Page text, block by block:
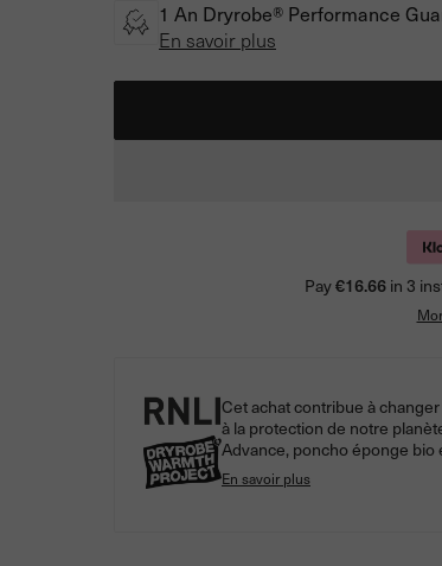
1 An Dryrobe® Performance
En savoir plus
Pay€16.66in 3
Cet achat contribue à
à la protection de notre
Advance, poncho éponge
En savoir plus